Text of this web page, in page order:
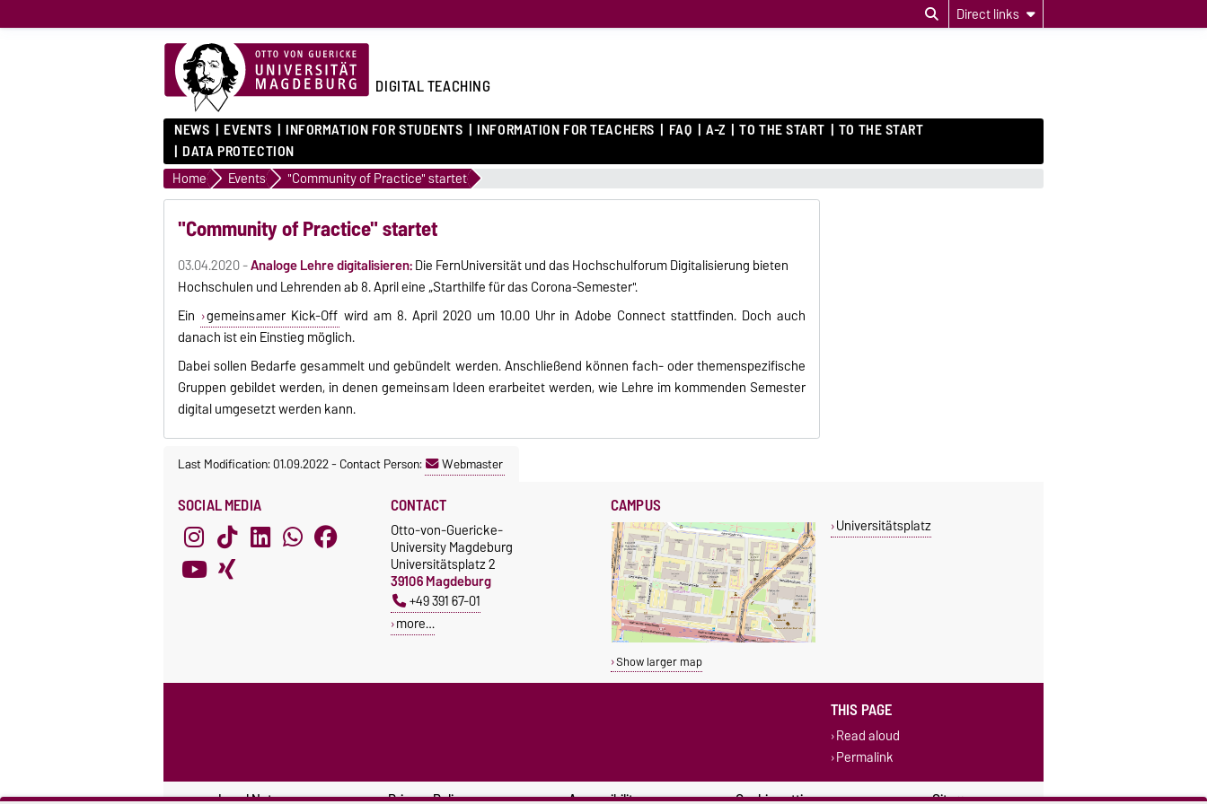
Direct links
DIGITAL TEACHING
NEWS EVENTS INFORMATION FOR STUDENTS INFORMATION FOR TEACHERS FAQ A-Z TO THE START TO THE START
DATA PROTECTION
Home Events "Community of Practice" startet
"Community of Practice" startet
03.04.2020 -Analoge Lehre digitalisieren:Die FernUniversität und das Hochschulforum Digitalisierung bieten
Hochschulen und Lehrenden ab 8. April eine „Starthilfe für das Corona-Semester".
Ein gemeinsamer Kick-Off wird am 8. April 2020 um 10.00 Uhr in Adobe Connect stattfinden. Doch auch
danach ist ein Einstieg möglich.
Dabei sollen Bedarfe gesammelt und gebündelt werden. Anschließend können fach- oder themenspezifische
Gruppen gebildet werden, in denen gemeinsam Ideen erarbeitet werden, wie Lehre im kommenden Semester
digital umgesetzt werden kann.
Last Modification: 01.09.2022-Contact Person: Webmaster
SOCIAL MEDIA CONTACT
Otto-von-Guericke-
University Magdeburg
Universitätsplatz 2
39106 Magdeburg
+49 391 67-01
more…
CAMPUS
Show larger map
Universitätsplatz
THIS PAGE
Read aloud
Permalink
Legal Notes Privacy Policy Accessibility Cookie settings Sitemap